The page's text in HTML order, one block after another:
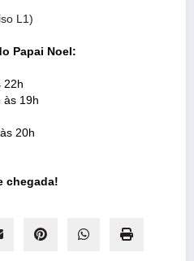
L1)
Papai Noel:
22h
às 19h
20h
chegada!